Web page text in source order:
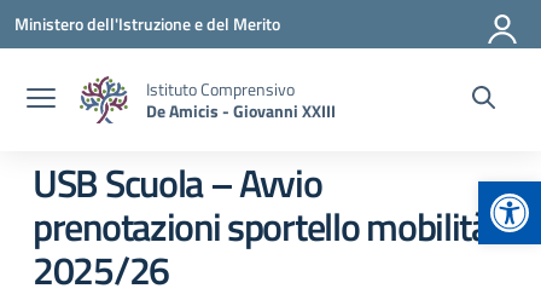
Vai ai contenuti
Vai al menu di navigazione
Vai al footer
Ministero dell'Istruzione e del Merito
Istituto Comprensivo
De Amicis - Giovanni XXIII
USB Scuola – Avvio
prenotazioni sportello mobilità
2025/26